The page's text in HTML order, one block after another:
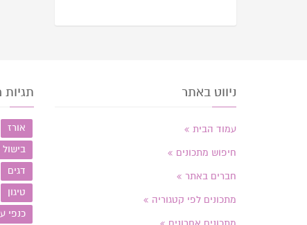
ניווט באתר
עמוד הבית
חיפוש מתכונים
חברים באתר
מתכונים לפי קטגוריה
תגיות
אורז
בישול
דגים
טיגון
כנפי